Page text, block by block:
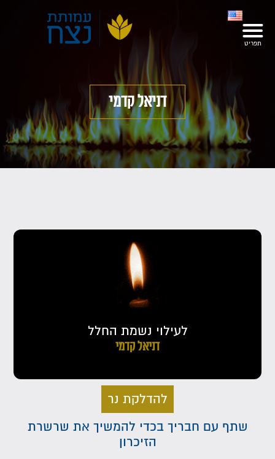
דניאל קדמי
לעילוי נשמת החלל
דניאל קדמי
להדלקת נר
שתף עם חבריך בכדי להמשיך את שרשרת
הזיכרון